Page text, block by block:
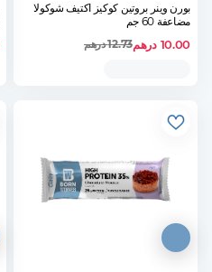
بورن وينر بروتين كوكيز اكتيف شوكولا
مضاعفة 60 جم
10.00 درهم12.73درهم